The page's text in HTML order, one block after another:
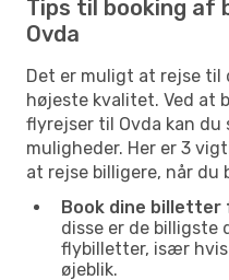
Tips til booking af
Ovda
Det er muligt at rejse til
højeste kvalitet. Ved at
flyrejser til Ovda kan du
muligheder. Her er 3
at rejse billigere, når du
Book dine
disse er de billigste
flybilletter, især
øjeblik.